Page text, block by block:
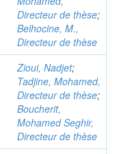
Directeur de thèse;
Belhocine, M.,
Directeur de thèse
Zioui, Nadjet;
Tadjine, Mohamed,
Directeur de thèse;
Boucherit,
Mohamed Seghir,
Directeur de thèse